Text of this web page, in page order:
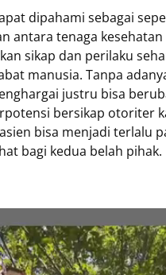
dipahami sebagai
antara tenaga
sikap dan perilaku
manusia. Tanpa
justru bisa
bersikap otoriter
bisa menjadi terlalu
bagi kedua belah pihak.